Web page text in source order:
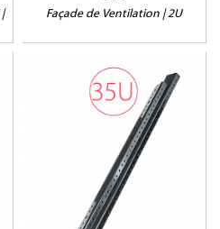
Façade de Ventilation | 2U
ERK-RR35
Pour rack ERK-35